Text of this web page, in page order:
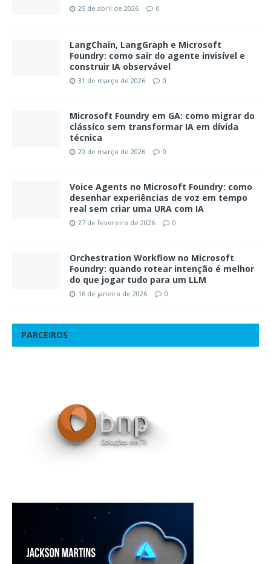
25 de abril de 2026 0
LangChain, LangGraph e Microsoft
Foundry: como sair do agente invisível e
construir IA observável
31 de março de 2026 0
Microsoft Foundry em GA: como migrar do
clássico sem transformar IA em dívida
técnica
20 de março de 2026 0
Voice Agents no Microsoft Foundry: como
desenhar experiências de voz em tempo
real sem criar uma URA com IA
27 de fevereiro de 2026 0
Orchestration Workflow no Microsoft
Foundry: quando rotear intenção é melhor
do que jogar tudo para um LLM
16 de janeiro de 2026 0
PARCEIROS